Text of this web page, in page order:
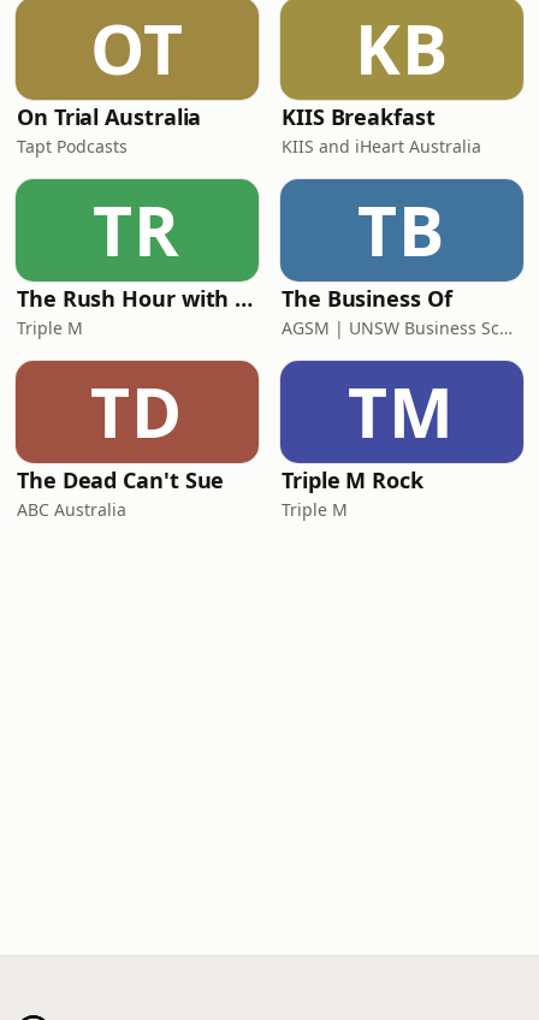
OT
On Trial Australia
Tapt Podcasts
KB
KIIS Breakfast
KIIS and iHeart Australia
TR
The Rush Hour with Dobbo & Elliott
Triple M
TB
The Business Of
AGSM | UNSW Business School
TD
The Dead Can't Sue
ABC Australia
TM
Triple M Rock
Triple M